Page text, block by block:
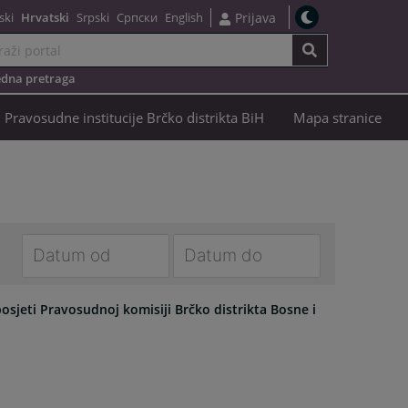
Hrvatski Srpski Српски English Prijava
pretraga
Pravosudne institucije Brčko distrikta BiH Mapa stranice
forward
forward
Pravosudnoj komisiji Brčko distrikta Bosne i